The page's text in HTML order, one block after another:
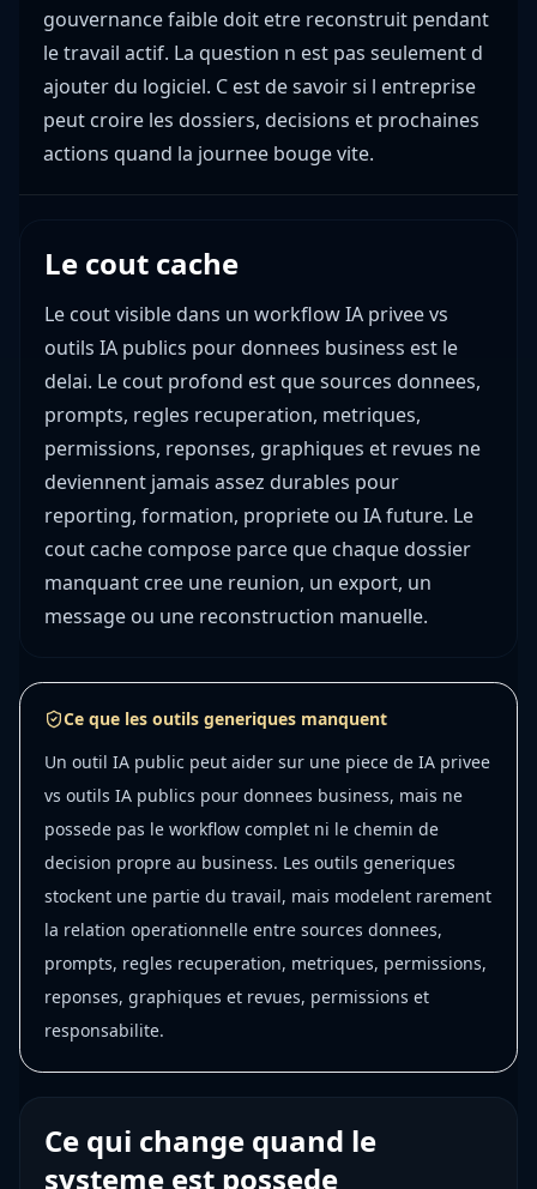
gouvernance faible doit etre reconstruit pendant
le travail actif. La question n est pas seulement d
ajouter du logiciel. C est de savoir si l entreprise
peut croire les dossiers, decisions et prochaines
actions quand la journee bouge vite.
Le cout cache
Le cout visible dans un workflow IA privee vs
outils IA publics pour donnees business est le
delai. Le cout profond est que sources donnees,
prompts, regles recuperation, metriques,
permissions, reponses, graphiques et revues ne
deviennent jamais assez durables pour
reporting, formation, propriete ou IA future. Le
cout cache compose parce que chaque dossier
manquant cree une reunion, un export, un
message ou une reconstruction manuelle.
Ce que les outils generiques manquent
Un outil IA public peut aider sur une piece de IA privee
vs outils IA publics pour donnees business, mais ne
possede pas le workflow complet ni le chemin de
decision propre au business. Les outils generiques
stockent une partie du travail, mais modelent rarement
la relation operationnelle entre sources donnees,
prompts, regles recuperation, metriques, permissions,
reponses, graphiques et revues, permissions et
responsabilite.
Ce qui change quand le
systeme est possede